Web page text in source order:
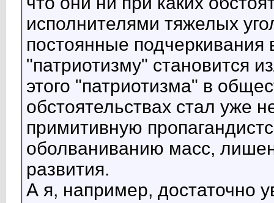
исполнителями тяжелых
постоянные подчеркивания
"патриотизму" становится
этого "патриотизма" в
обстоятельствах стал уже
примитивную
оболваниванию масс,
развития.
А я, например, достаточно